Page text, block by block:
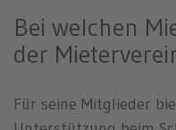
Bei welchen
der
Für seine Mitglieder